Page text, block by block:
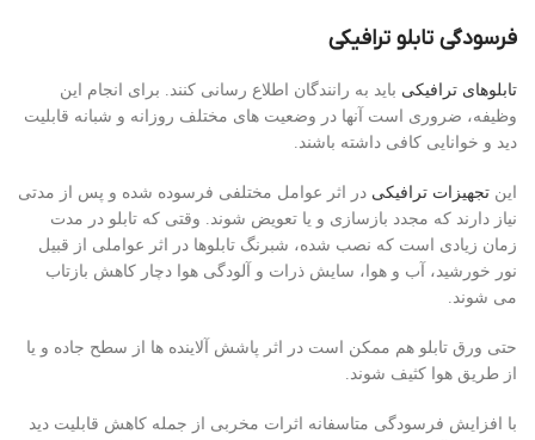
فرسودگی تابلو ترافیکی
تابلوهای ترافیکی باید به رانندگان اطلاع رسانی کنند. برای انجام این
وظیفه، ضروری است آنها در وضعیت های مختلف روزانه و شبانه قابلیت
دید و خوانایی کافی داشته باشند.
این تجهیزات ترافیکی در اثر عوامل مختلفی فرسوده شده و پس از مدتی
نیاز دارند که مجدد بازسازی و یا تعویض شوند. وقتی که تابلو در مدت
زمان زیادی است که نصب شده، شبرنگ تابلوها در اثر عواملی از قبیل
نور خورشید، آب و هوا، سایش ذرات و آلودگی هوا دچار کاهش بازتاب
می شوند.
حتی ورق تابلو هم ممکن است در اثر پاشش آلاینده ها از سطح جاده و یا
از طریق هوا کثیف شوند.
با افزایش فرسودگی متاسفانه اثرات مخربی از جمله کاهش قابلیت دید